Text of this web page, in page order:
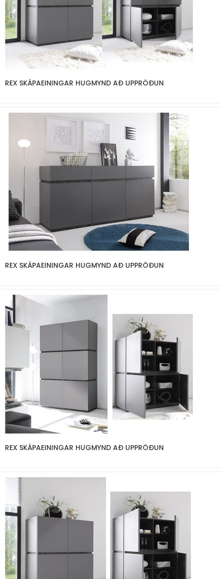
REX SKÁPAEININGAR HUGMYND AÐ UPPRÖÐUN
REX SKÁPAEININGAR HUGMYND AÐ UPPRÖÐUN
REX SKÁPAEININGAR HUGMYND AÐ UPPRÖÐUN